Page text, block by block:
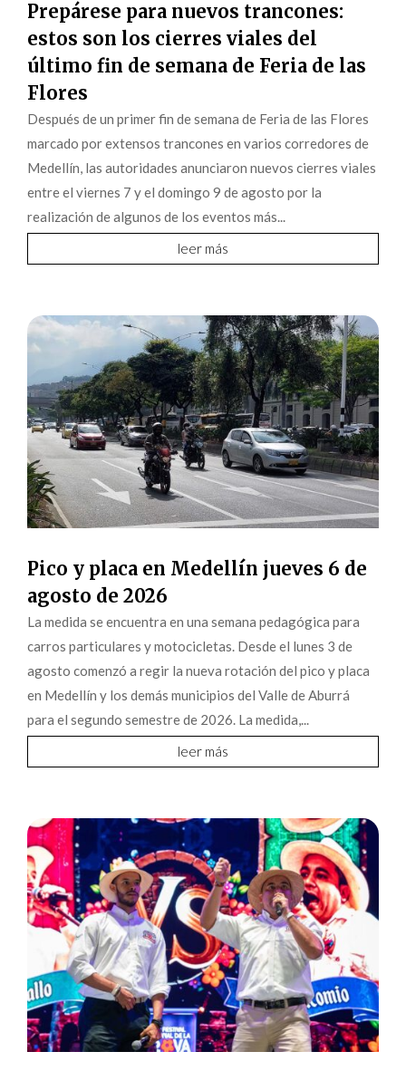
Prepárese para nuevos trancones:
estos son los cierres viales del
último fin de semana de Feria de las
Flores
Después de un primer fin de semana de Feria de las Flores
marcado por extensos trancones en varios corredores de
Medellín, las autoridades anunciaron nuevos cierres viales
entre el viernes 7 y el domingo 9 de agosto por la
realización de algunos de los eventos más...
leer más
Pico y placa en Medellín jueves 6 de
agosto de 2026
La medida se encuentra en una semana pedagógica para
carros particulares y motocicletas. Desde el lunes 3 de
agosto comenzó a regir la nueva rotación del pico y placa
en Medellín y los demás municipios del Valle de Aburrá
para el segundo semestre de 2026. La medida,...
leer más